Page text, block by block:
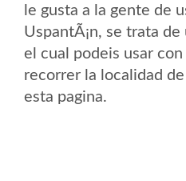
le gusta a la gente de
UspantÃ¡n, se trata
el cual podeis usar
recorrer la localidad
esta pagina.